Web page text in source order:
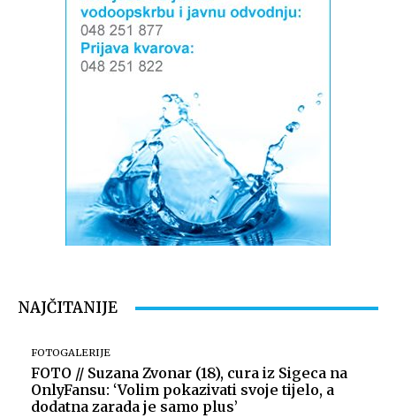
NAJČITANIJE
FOTOGALERIJE
FOTO // Suzana Zvonar (18), cura iz Sigeca na
OnlyFansu: ‘Volim pokazivati svoje tijelo, a
dodatna zarada je samo plus’